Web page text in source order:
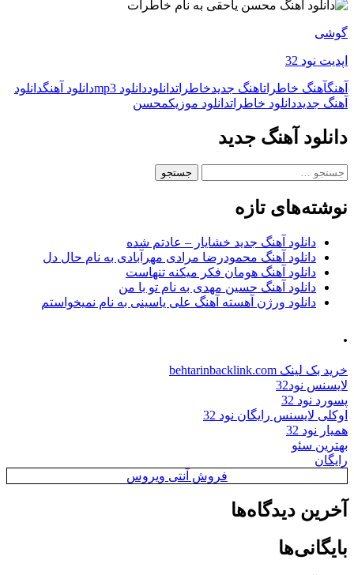
گوشی
اپدیت نود 32
آهنگآهنگ خاطراتاهنگ جدیدخاطراتدانلوددانلود mp3 دانلود آهنگدانلود
آهنگ جدیددانلود خاطراتدانلود موزیکمحسن
دانلود آهنگ جدید
جستجو
نوشته‌های تازه
دانلود آهنگ جدید خشایار – عادتم شده
دانلود آهنگ محمودرضا مرادی مهرآبادی به نام حال دل
دانلود آهنگ هومان فکر میکنه تنهاست
دانلود آهنگ حسین مهدی به نام تو با من
دانلود ورژن آهسته آهنگ علی یاسینی به نام نمیخواستم
.
خرید بک لینک behtarinbacklink.com
لایسنس نود32
پسورد نود 32
اوکلی لایسنس رایگان نود 32
همیار نود 32
بهترین سئو
رایگان
فروش آنتی ویروس
آخرین دیدگاه‌ها
بایگانی‌ها